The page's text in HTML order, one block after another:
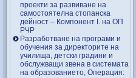
проекти за развиване на
самостоятелна стопанска
дейност – Компонент I. на ОП
РЧР
Разработване на програми и
обучения за директорите на
училища, детски градини и
обслужващи звена в системата
на образованието, Операция: